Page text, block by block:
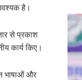
है।
से प्रकाश
कार्य किए।
भाषाओं और